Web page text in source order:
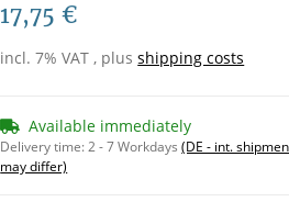
17,75 €
incl. 7% VAT , plusshipping costs
Available immediately
Delivery time:2 - 7 Workdays(DE - int.
may differ)